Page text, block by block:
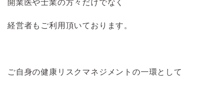
開業医や士業の方々だけでなく
経営者もご利用頂いております。
ご自身の健康リスクマネジメントの一環として